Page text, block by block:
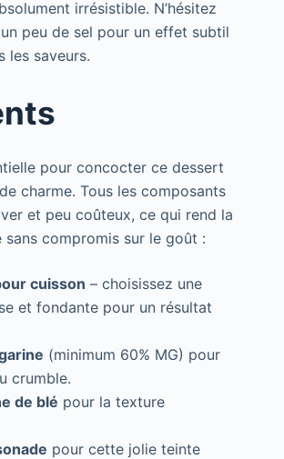
irrésistible. N’hésitez
peu de sel pour un effet subtil
les saveurs.
pour concocter ce dessert
charme. Tous les composants
et peu coûteux, ce qui rend la
compromis sur le goût :
cuisson – choisissez une
et fondante pour un résultat
(minimum 60% MG) pour
crumble.
de blé pour la texture
pour cette jolie teinte